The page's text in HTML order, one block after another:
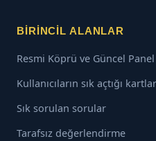
BIRINCIL ALANLAR
Resmi Köprü ve Güncel
Kullanıcıların sık açtığı kartlar
Sık sorulan sorular
Tarafsız değerlendirme